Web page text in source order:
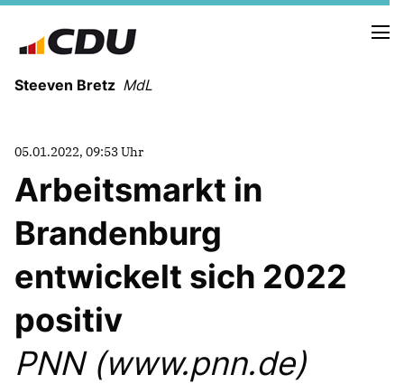
Steeven Bretz MdL
VITA
WAHLKREISBESUCHE
PRESSEFOTOS
MEIN BÜRGERBÜRO
ZIELE
05.01.2022, 09:53 Uhr
Arbeitsmarkt in
Brandenburg
entwickelt sich 2022
positiv
PNN (www.pnn.de)